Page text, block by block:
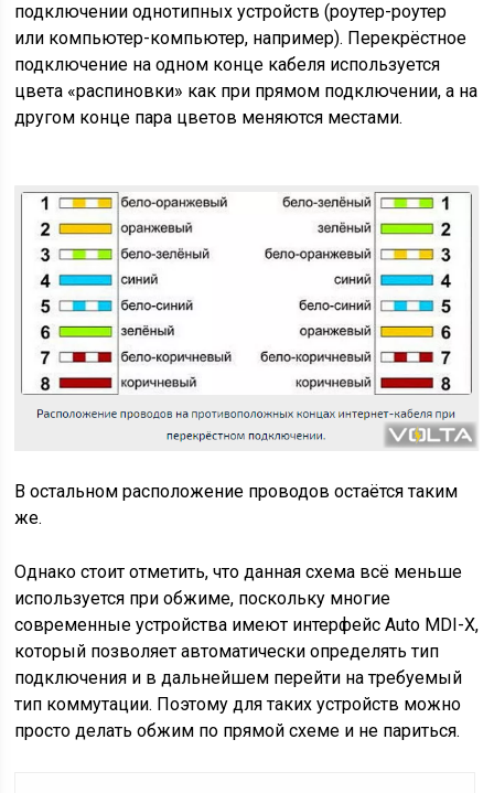
подключении однотипных устройств (роутер-роутер
или компьютер-компьютер, например). Перекрёстное
подключение на одном конце кабеля используется
цвета «распиновки» как при прямом подключении, а на
другом конце пара цветов меняются местами.
В остальном расположение проводов остаётся таким
же.
Однако стоит отметить, что данная схема всё меньше
используется при обжиме, поскольку многие
современные устройства имеют интерфейс Auto MDI-X,
который позволяет автоматически определять тип
подключения и в дальнейшем перейти на требуемый
тип коммутации. Поэтому для таких устройств можно
просто делать обжим по прямой схеме и не париться.